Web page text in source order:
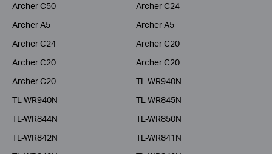
Archer C50
Archer C24
Archer A5
Archer A5
Archer C24
Archer C20
Archer C20
Archer C20
Archer C20
TL-WR940N
TL-WR940N
TL-WR845N
TL-WR844N
TL-WR850N
TL-WR842N
TL-WR841N